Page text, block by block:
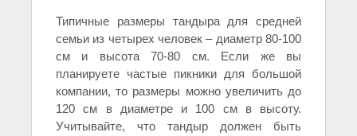
Типичные размеры тандыра для средней
семьи из четырех человек – диаметр 80-100
см и высота 70-80 см. Если же вы
планируете частые пикники для большой
компании, то размеры можно увеличить до
120 см в диаметре и 100 см в высоту.
Учитывайте, что тандыр должен быть